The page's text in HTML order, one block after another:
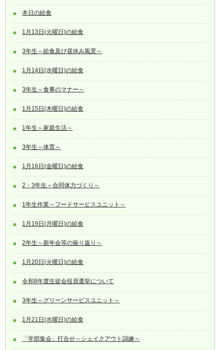
本日の給食
1月13日(火曜日)の給食
3年生～給食及び昼休み風景～
1月14日(水曜日)の給食
3年生～食事のマナー～
1月15日(木曜日)の給食
1年生～家庭生活～
3年生～体育～
1月16日(金曜日)の給食
2・3年生～合同体力づくり～
1年生作業～フードサービスユニット～
1月19日(月曜日)の給食
2年生～新年会等の振り返り～
1月20日(火曜日)の給食
令和8年度生徒会役員選挙について
3年生～グリーンサービスユニット～
1月21日(水曜日)の給食
「学部集会」打合せ～シェイクアウト訓練～